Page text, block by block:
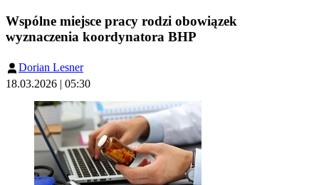
Wspólne miejsce pracy rodzi obowiązek
wyznaczenia koordynatora BHP
Dorian Lesner
18.03.2026 | 05:30